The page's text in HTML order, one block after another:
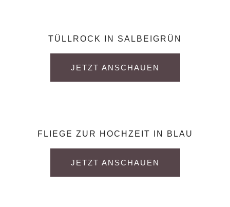
TÜLLROCK IN SALBEIGRÜN
JETZT ANSCHAUEN
FLIEGE ZUR HOCHZEIT IN BLAU
JETZT ANSCHAUEN